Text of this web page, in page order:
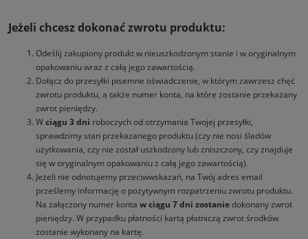
Jeżeli chcesz dokonać zwrotu produktu:
Odeślij zakupiony produkt w nieuszkodzonym stanie i w oryginalnym
opakowaniu wraz z całą jego zawartością.
Dołącz do przesyłki pisemne oświadczenie, w którym zawrzesz chęć
zwrotu produktu, a także numer konta, na które zostanie przekazany
zwrot pieniędzy.
Wciągu 3 dni roboczych od otrzymania Twojej przesyłki,
sprawdzimy stan przekazanego produktu (czy nie nosi śladów
użytkowania, czy nie został uszkodzony lub zniszczony, czy znajduje
się w oryginalnym opakowaniu z całą jego zawartością).
Jeżeli nie odnotujemy przeciwwskazań, na Twój adres email
prześlemy informację o pozytywnym rozpatrzeniu zwrotu produktu.
Na załączony numer konta w ciągu 7 dni zostaniedokonany zwrot
pieniędzy. W przypadku płatności kartą płatniczą zwrot środków
zostanie wykonany na kartę.